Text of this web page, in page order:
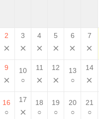
2
×
3
×
4
×
5
×
6
×
7
×
9
×
10
○
11
×
12
×
13
○
14
×
16
○
17
×
18
○
19
○
20
○
21
○